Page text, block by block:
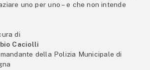
uno per uno – e che non intende
di
Caciolli
della Polizia Municipale di